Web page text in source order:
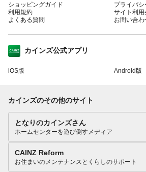
ショッピングガイド
利用規約
よくある質問
プライバ
サイト利
お問い合わ
カインズ公式アプリ
iOS版 Android版
カインズのその他のサイト
となりのカインズさん
ホームセンターを遊び倒すメディア
CAINZ Reform
お住まいのメンテナンスとくらしのサポート